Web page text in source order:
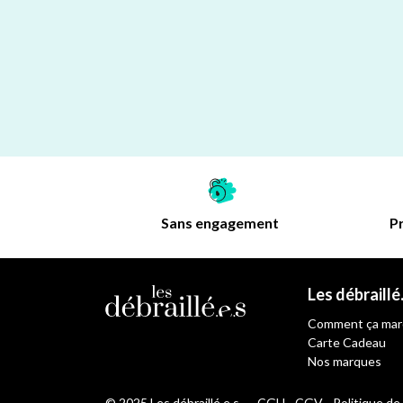
Sans engagement
Les
Comment ça
Carte Cadeau
Nos marques